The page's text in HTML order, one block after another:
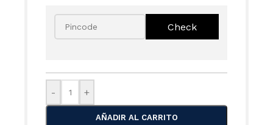
- +
AÑADIR AL CARRITO